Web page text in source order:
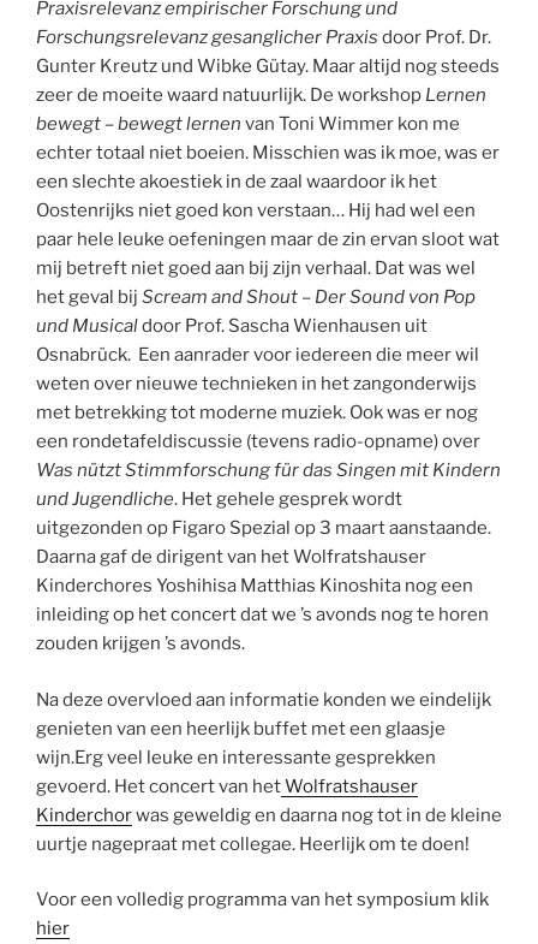
Praxisrelevanz empirischer Forschung und
Forschungsrelevanz gesanglicher Praxis door Prof. Dr.
Gunter Kreutz und Wibke Gütay. Maar altijd nog steeds
zeer de moeite waard natuurlijk. De workshop Lernen
bewegt – bewegt lernen van Toni Wimmer kon me
echter totaal niet boeien. Misschien was ik moe, was er
een slechte akoestiek in de zaal waardoor ik het
Oostenrijks niet goed kon verstaan… Hij had wel een
paar hele leuke oefeningen maar de zin ervan sloot wat
mij betreft niet goed aan bij zijn verhaal. Dat was wel
het geval bij Scream and Shout – Der Sound von Pop
und Musicaldoor Prof. Sascha Wienhausen uit
Osnabrück. Een aanrader voor iedereen die meer wil
weten over nieuwe technieken in het zangonderwijs
met betrekking tot moderne muziek. Ook was er nog
een rondetafeldiscussie (tevens radio-opname) over
Was nützt Stimmforschung für das Singen mit Kindern
und Jugendliche. Het gehele gesprek wordt
uitgezonden op Figaro Spezial op 3 maart aanstaande.
Daarna gaf de dirigent van het Wolfratshauser
Kinderchores Yoshihisa Matthias Kinoshita nog een
inleiding op het concert dat we ’s avonds nog te horen
zouden krijgen ’s avonds.
Na deze overvloed aan informatie konden we eindelijk
genieten van een heerlijk buffet met een glaasje
wijn.Erg veel leuke en interessante gesprekken
gevoerd. Het concert van hetWolfratshauser
Kinderchorwas geweldig en daarna nog tot in de kleine
uurtje nagepraat met collegae. Heerlijk om te doen!
Voor een volledig programma van het symposium klik
hier